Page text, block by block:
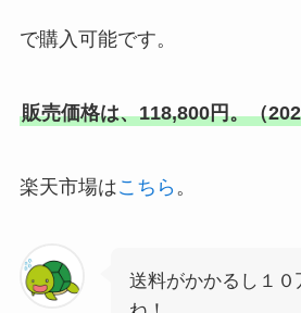
で購入可能です。
販売価格は、118,800円。（
楽天市場はこちら 。
送料がかかるし１０